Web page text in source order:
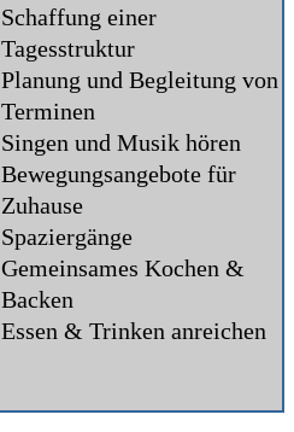
Schaffung einer
Tagesstruktur
Planung und Begleitung von
Terminen
Singen und Musik hören
Bewegungsangebote für
Zuhause
Spaziergänge
Gemeinsames Kochen &
Backen
Essen & Trinken anreichen